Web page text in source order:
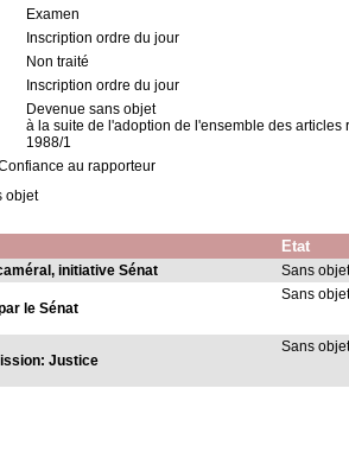
Examen
Inscription ordre du jour
Non traité
Inscription ordre du jour
Devenue sans objet
à la suite de l'adoption de l'ensemble des
1988/1
au rapporteur
objet
Etat
initiative Sénat Sans
le Sénat
Sans
Justice
Sans